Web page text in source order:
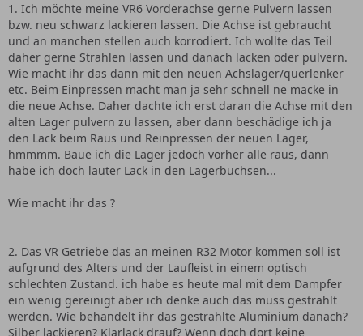
1. Ich möchte meine VR6 Vorderachse gerne Pulvern lassen
bzw. neu schwarz lackieren lassen. Die Achse ist gebraucht
und an manchen stellen auch korrodiert. Ich wollte das Teil
daher gerne Strahlen lassen und danach lacken oder pulvern.
Wie macht ihr das dann mit den neuen Achslager/querlenker
etc. Beim Einpressen macht man ja sehr schnell ne macke in
die neue Achse. Daher dachte ich erst daran die Achse mit den
alten Lager pulvern zu lassen, aber dann beschädige ich ja
den Lack beim Raus und Reinpressen der neuen Lager,
hmmmm. Baue ich die Lager jedoch vorher alle raus, dann
habe ich doch lauter Lack in den Lagerbuchsen...
Wie macht ihr das ?
2. Das VR Getriebe das an meinen R32 Motor kommen soll ist
aufgrund des Alters und der Laufleist in einem optisch
schlechten Zustand. ich habe es heute mal mit dem Dampfer
ein wenig gereinigt aber ich denke auch das muss gestrahlt
werden. Wie behandelt ihr das gestrahlte Aluminium danach?
Silber lackieren? Klarlack drauf? Wenn doch dort keine